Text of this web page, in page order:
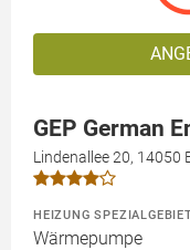
GEP German
Lindenallee 20, 14050
HEIZUNG
Wärmepumpe